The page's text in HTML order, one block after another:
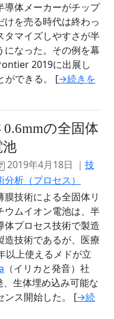
導体メーカーがチップ
けを売る時代は終わっ
タマイズしやすさが半
になった。その例を幕
2019に出展し
ができる。 [→続きを
の全固体
2019年4月18日 ｜ 技
分析（プロセス）
膜技術による全固体リ
ウムイオン電池は、半
体プロセス技術で製造
造技術であるが、医療
以上使えるメドが立
（イリカと発音）社
生体埋め込み可能な
ンス開始した。 [→続